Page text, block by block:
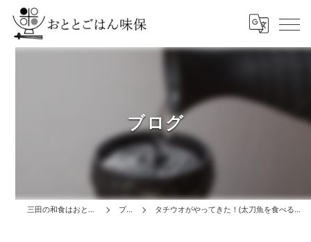
ブログ
三田の和食はおととごはん味保 ブログ タチウオがやってきた！(太刀魚を食べるならおととごはん味保へ)